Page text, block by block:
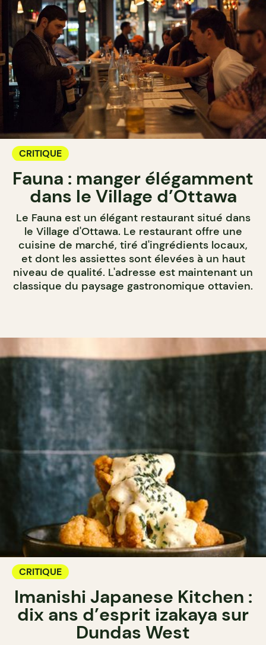
CRITIQUE
Fauna : manger élégamment
dans le Village d’Ottawa
Le Fauna est un élégant restaurant situé dans
le Village d'Ottawa. Le restaurant offre une
cuisine de marché, tiré d'ingrédients locaux,
et dont les assiettes sont élevées à un haut
niveau de qualité. L'adresse est maintenant un
classique du paysage gastronomique ottavien.
CRITIQUE
Imanishi Japanese Kitchen :
dix ans d’esprit izakaya sur
Dundas West